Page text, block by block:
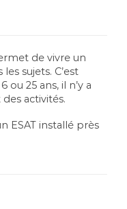
de vivre un
sujets. C’est
25 ans, il n’y a
activités.
ESAT installé près